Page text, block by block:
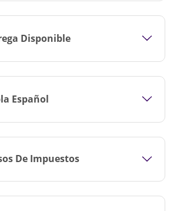
Disponible
Español
De Impuestos